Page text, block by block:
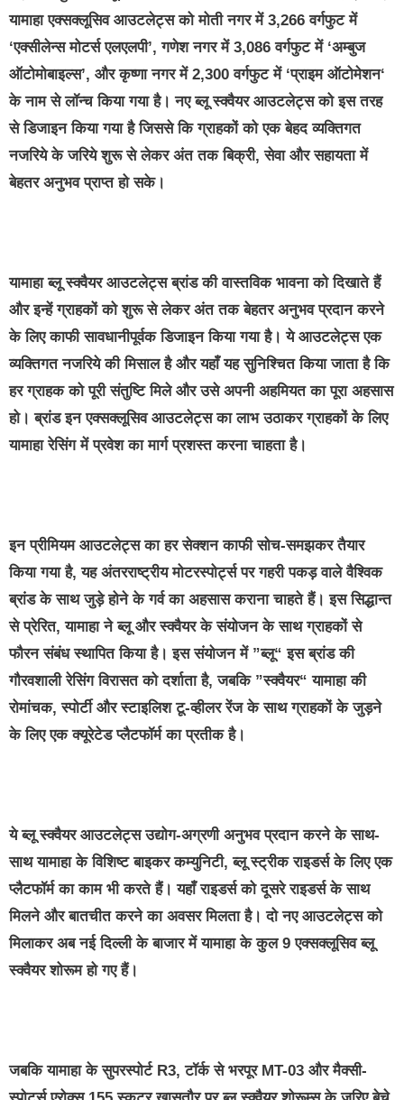
यामाहा एक्सक्लूसिव आउटलेट्स को मोती नगर में 3,266 वर्गफुट में
‘एक्सीलेन्स मोटर्स एलएलपी’, गणेश नगर में 3,086 वर्गफुट में ‘अम्बुज
ऑटोमोबाइल्स’, और कृष्णा नगर में 2,300 वर्गफुट में ‘प्राइम ऑटोमेशन‘
के नाम से लॉन्च किया गया है। नए ब्लू स्क्वैयर आउटलेट्स को इस तरह
से डिजाइन किया गया है जिससे कि ग्राहकों को एक बेहद व्यक्तिगत
नजरिये के जरिये शुरू से लेकर अंत तक बिक्री, सेवा और सहायता में
बेहतर अनुभव प्राप्त हो सके।
यामाहा ब्लू स्क्वैयर आउटलेट्स ब्रांड की वास्तविक भावना को दिखाते हैं
और इन्हें ग्राहकों को शुरू से लेकर अंत तक बेहतर अनुभव प्रदान करने
के लिए काफी सावधानीपूर्वक डिजाइन किया गया है। ये आउटलेट्स एक
व्यक्तिगत नजरिये की मिसाल है और यहाँ यह सुनिश्चित किया जाता है कि
हर ग्राहक को पूरी संतुष्टि मिले और उसे अपनी अहमियत का पूरा अहसास
हो। ब्रांड इन एक्सक्लूसिव आउटलेट्स का लाभ उठाकर ग्राहकों के लिए
यामाहा रेसिंग में प्रवेश का मार्ग प्रशस्त करना चाहता है।
इन प्रीमियम आउटलेट्स का हर सेक्शन काफी सोच-समझकर तैयार
किया गया है, यह अंतरराष्ट्रीय मोटरस्पोर्ट्स पर गहरी पकड़ वाले वैश्विक
ब्रांड के साथ जुड़े होने के गर्व का अहसास कराना चाहते हैं। इस सिद्धान्त
से प्रेरित, यामाहा ने ब्लू और स्क्वैयर के संयोजन के साथ ग्राहकों से
फौरन संबंध स्थापित किया है। इस संयोजन में ”ब्लू“ इस ब्रांड की
गौरवशाली रेसिंग विरासत को दर्शाता है, जबकि ”स्क्वैयर“ यामाहा की
रोमांचक, स्पोर्टी और स्टाइलिश टू-व्हीलर रेंज के साथ ग्राहकों के जुड़ने
के लिए एक क्यूरेटेड प्लैटफॉर्म का प्रतीक है।
ये ब्लू स्क्वैयर आउटलेट्स उद्योग-अग्रणी अनुभव प्रदान करने के साथ-
साथ यामाहा के विशिष्ट बाइकर कम्युनिटी, ब्लू स्ट्रीक राइडर्स के लिए एक
प्लैटफॉर्म का काम भी करते हैं। यहाँ राइडर्स को दूसरे राइडर्स के साथ
मिलने और बातचीत करने का अवसर मिलता है। दो नए आउटलेट्स को
मिलाकर अब नई दिल्ली के बाजार में यामाहा के कुल 9 एक्सक्लूसिव ब्लू
स्क्वैयर शोरूम हो गए हैं।
जबकि यामाहा के सुपरस्पोर्ट R3, टॉर्क से भरपूर MT-03 और मैक्सी-